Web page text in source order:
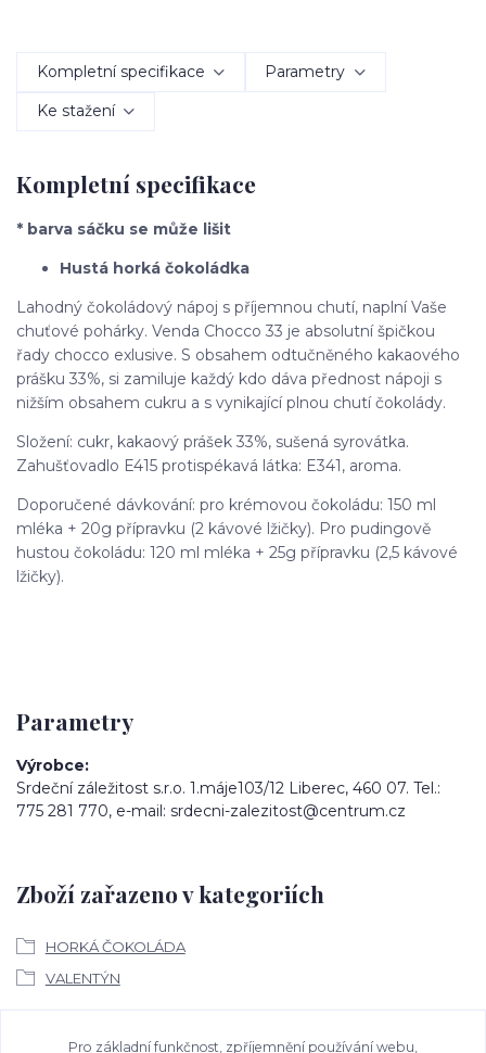
Kompletní specifikace Parametry
Ke stažení
Kompletní specifikace
* barva sáčku se může lišit
Hustá horká čokoládka
Lahodný čokoládový nápoj s příjemnou chutí, naplní Vaše
chuťové pohárky. Venda Chocco 33 je absolutní špičkou
řady chocco exlusive. S obsahem odtučněného kakaového
prášku 33%, si zamiluje každý kdo dáva přednost nápoji s
nižším obsahem cukru a s vynikající plnou chutí čokolády.
Složení: cukr, kakaový prášek 33%, sušená syrovátka.
Zahušťovadlo E415 protispékavá látka: E341, aroma.
Doporučené dávkování: pro krémovou čokoládu: 150 ml
mléka + 20g přípravku (2 kávové lžičky). Pro pudingově
hustou čokoládu: 120 ml mléka + 25g přípravku (2,5 kávové
lžičky).
Parametry
Výrobce
Srdeční záležitost s.r.o. 1.máje103/12 Liberec, 460 07. Tel.:
775 281 770, e-mail: srdecni-zalezitost@centrum.cz
Zboží zařazeno v kategoriích
HORKÁ ČOKOLÁDA
VALENTÝN
Pro základní funkčnost, zpříjemnění používání webu,